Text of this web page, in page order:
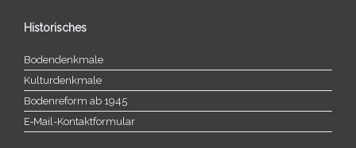
Historisches
Bodendenkmale
Kulturdenkmale
Bodenreform ab 1945
E‑Mail-​​Kontaktformular